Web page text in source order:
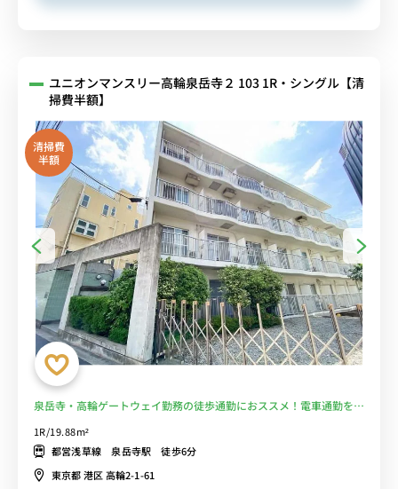
ユニオンマンスリー高輪泉岳寺２ 103 1R・シングル【清
掃費半額】
清掃費
半額
泉岳寺・高輪ゲートウェイ勤務の徒歩通勤におススメ！電車通勤を回
1R/19.88m²
都営浅草線 泉岳寺駅 徒歩6分
東京都 港区 高輪2-1-61